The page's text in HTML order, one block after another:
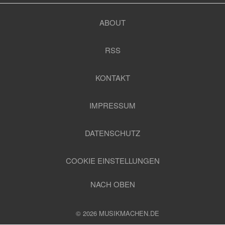
ABOUT
RSS
KONTAKT
IMPRESSUM
DATENSCHUTZ
COOKIE EINSTELLUNGEN
NACH OBEN
© 2026 MUSIKMACHEN.DE